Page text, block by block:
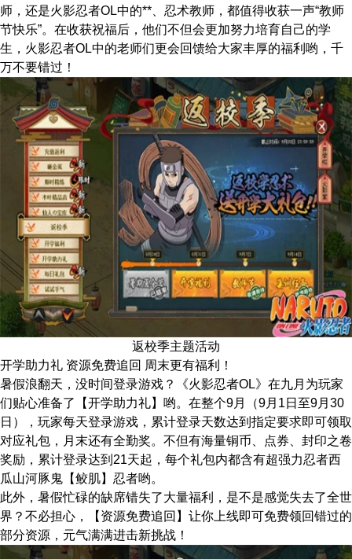
师，还是火影忍者OL中的**、忍术教师，都值得收获一声“教师
节快乐”。在收获祝福后，他们不但会更加努力培育自己的学
生，火影忍者OL中的老师们更会回馈给大家丰厚的福利哟，千
万不要错过！
返校季主题活动
开学助力礼 资源免费追回 周末更有福利！
暑假浪翻天，没时间登录游戏？《火影忍者OL》在九月为玩家
们贴心准备了【开学助力礼】哟。在整个9月（9月1日至9月30
日），玩家每天登录游戏，累计登录天数达到指定要求即可领取
对应礼包，月末还有全勤奖。不但有海量铜币、点券、封印之卷
奖励，累计登录达到21天起，每个礼包内都含有超强力忍者西
瓜山河豚鬼【鲛肌】忍者哟。
此外，暑假忙碌的缺席错失了大量福利，是不是感觉失去了全世
界？不必担心，【资源免费追回】让你上线即可免费领回错过的
部分资源，元气满满进击新挑战！